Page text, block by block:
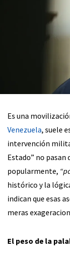
Es una
Venezuela, suele
intervención
Estado” no pasan
popularmente,
histórico y la
indican que esas
meras
El peso de la